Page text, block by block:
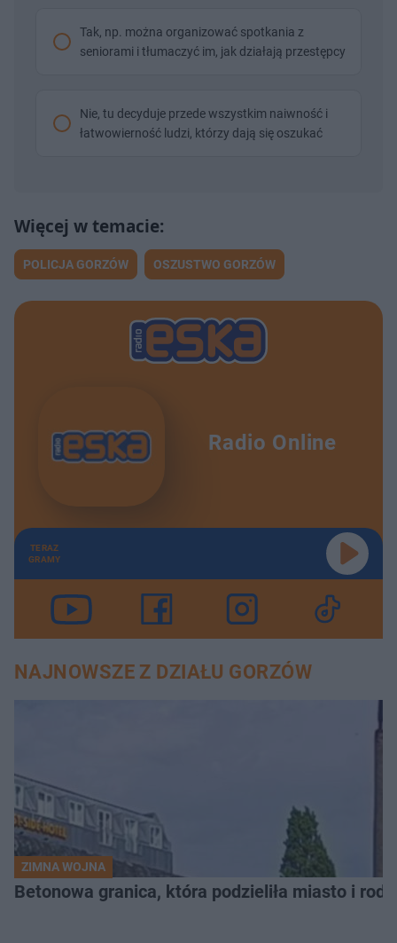
Tak, np. można organizować spotkania z
seniorami i tłumaczyć im, jak działają przestępcy
Nie, tu decyduje przede wszystkim naiwność i
łatwowierność ludzi, którzy dają się oszukać
POLICJA GORZÓW OSZUSTWO GORZÓW
Radio Online
TERAZ
GRAMY
NAJNOWSZE Z DZIAŁU GORZÓW
ZIMNA WOJNA
Betonowa granica, która podzieliła miasto i